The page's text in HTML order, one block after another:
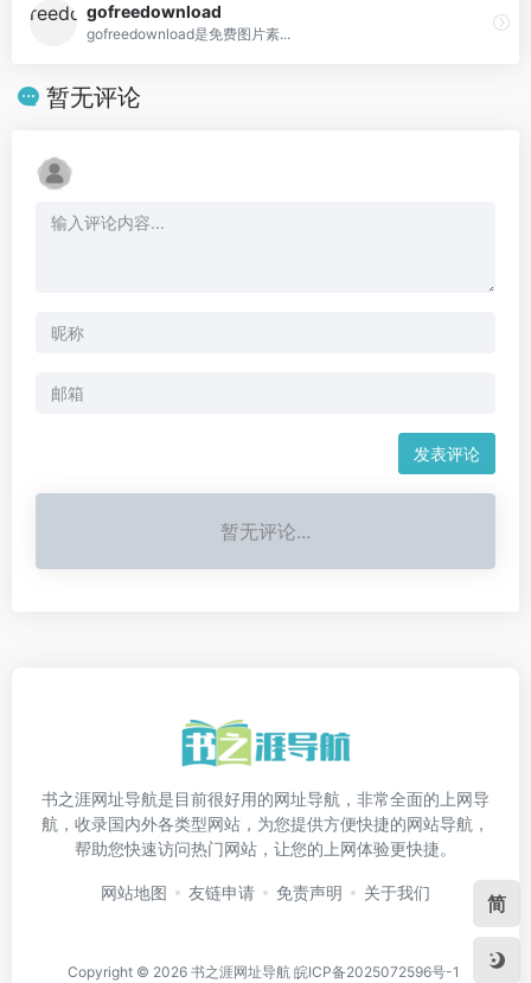
gofreedownload
gofreedownload是免费图片素...
暂无评论
发表评论
暂无评论...
书之涯网址导航是目前很好用的网址导航，非常全面的上网导
航，收录国内外各类型网站，为您提供方便快捷的网站导航，
帮助您快速访问热门网站，让您的上网体验更快捷。
网站地图 友链申请 免责声明 关于我们
Copyright © 2026 书之涯网址导航 皖ICP备2025072596号-1
简